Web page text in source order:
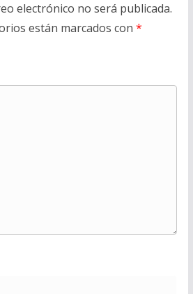
electrónico no será publicada.
están marcados con *